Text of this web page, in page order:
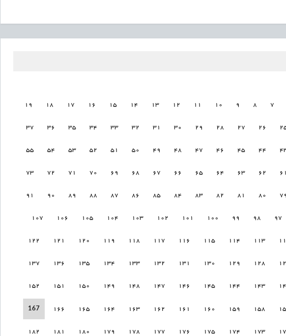
7
8
9
10
11
12
13
14
15
16
17
18
19
26
27
28
29
30
31
32
33
34
35
36
37
44
45
46
47
48
49
50
51
52
53
54
55
61
62
63
64
65
66
67
68
69
70
71
72
73
79
80
81
82
83
84
85
86
87
88
89
90
91
97
98
99
100
101
102
103
104
105
106
107
113
114
115
116
117
118
119
120
121
122
128
129
130
131
132
133
134
135
136
137
143
144
145
146
147
148
149
150
151
152
158
159
160
161
162
163
164
165
166
167
173
174
175
176
177
178
179
180
181
182